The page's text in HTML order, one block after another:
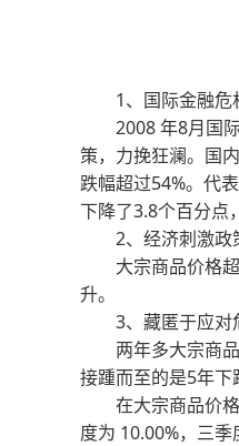
1、国际金融危
2008 年8月国际
策，力挽狂澜。国
跌幅超过54%。代
下降了3.8个百分点
2、经济刺激政
大宗商品价格超
升。
3、藏匿于应对危
两年多大宗商品
接踵而至的是5年下
在大宗商品价格
度为 10.00%，三